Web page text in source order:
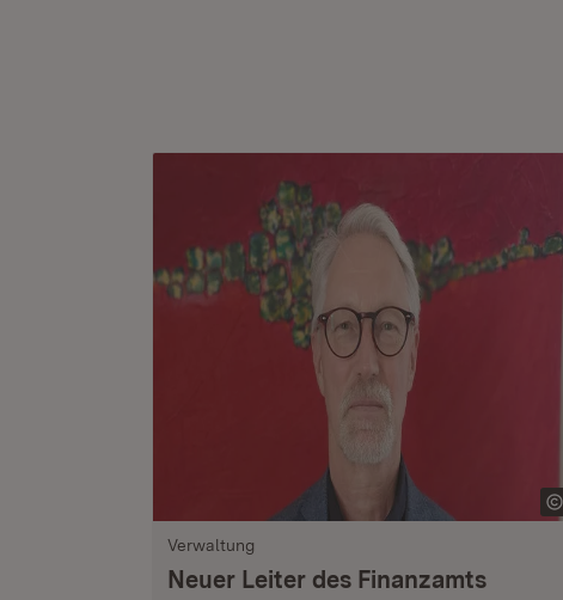
Verwaltung
Neuer Leiter des Finanzamts